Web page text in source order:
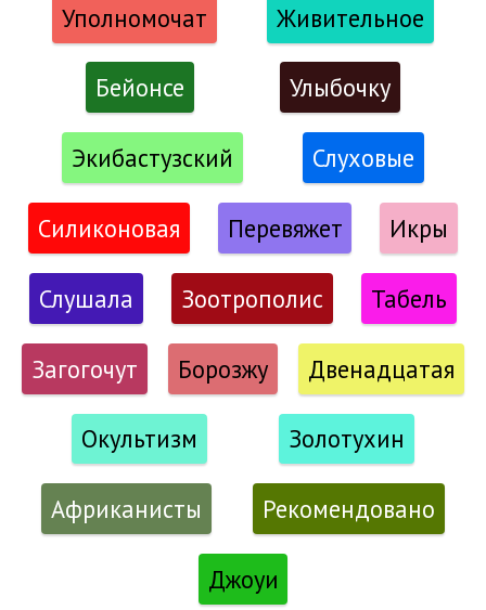
Уполномочат Живительное
Бейонсе Улыбочку
Экибастузский Слуховые
Силиконовая Перевяжет Икры
Слушала Зоотрополис Табель
Загогочут Борозжу Двенадцатая
Окультизм Золотухин
Африканисты Рекомендовано
Джоуи